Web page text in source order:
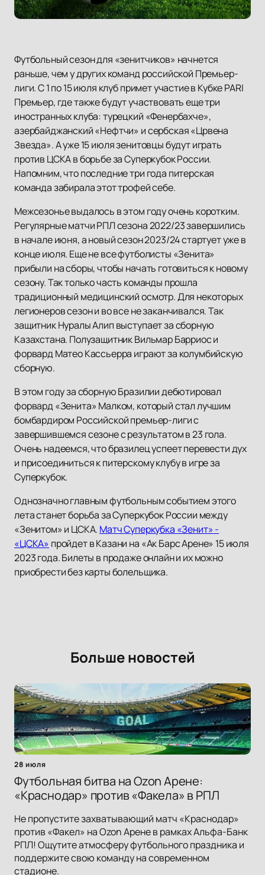
Футбольный сезон для «зенитчиков» начнется
раньше, чем у других команд российской Премьер-
лиги. С 1 по 15 июля клуб примет участие в Кубке PARI
Премьер, где также будут участвовать еще три
иностранных клуба: турецкий «Фенербахче»,
азербайджанский «Нефтчи» и сербская «Црвена
Звезда». А уже 15 июля зенитовцы будут играть
против ЦСКА в борьбе за Суперкубок России.
Напомним, что последние три года питерская
команда забирала этот трофей себе.
Межсезонье выдалось в этом году очень коротким.
Регулярные матчи РПЛ сезона 2022/23 завершились
в начале июня, а новый сезон 2023/24 стартует уже в
конце июля. Еще не все футболисты «Зенита»
прибыли на сборы, чтобы начать готовиться к новому
сезону. Так только часть команды прошла
традиционный медицинский осмотр. Для некоторых
легионеров сезон и во все не заканчивался. Так
защитник Нуралы Алип выступает за сборную
Казахстана. Полузащитник Вильмар Барриос и
форвард Матео Кассьерра играют за колумбийскую
сборную.
В этом году за сборную Бразилии дебютировал
форвард «Зенита» Малком, который стал лучшим
бомбардиром Российской премьер-лиги с
завершившемся сезоне с результатом в 23 гола.
Очень надеемся, что бразилец успеет перевести дух
и присоединиться к питерскому клубу в игре за
Суперкубок.
Однозначно главным футбольным событием этого
лета станет борьба за Суперкубок России между
«Зенитом» и ЦСКА. Матч Суперкубка «Зенит» -
«ЦСКА» пройдет в Казани на «Ак Барс Арене» 15 июля
2023 года. Билеты в продаже онлайн и их можно
приобрести без карты болельщика.
Больше новостей
28 июля
Футбольная битва на Ozon Арене:
«Краснодар» против «Факела» в РПЛ
Не пропустите захватывающий матч «Краснодар»
против «Факел» на Ozon Арене в рамках Альфа-Банк
РПЛ! Ощутите атмосферу футбольного праздника и
поддержите свою команду на современном
стадионе.